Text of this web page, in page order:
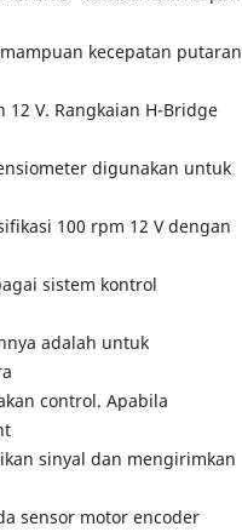
kecepatan putaran
V. Rangkaian H-Bridge
digunakan untuk
100 rpm 12 V dengan
sistem kontrol
adalah untuk
control. Apabila
sinyal dan mengirimkan
sensor motor encoder